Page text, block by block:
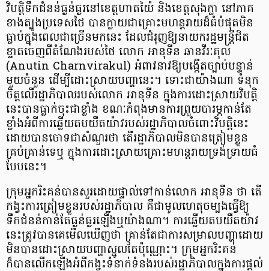
វិបត្តិទឹកជំនន់ធ្ងន់ធ្ងរនៅខេត្តហាតយ៉ៃ និងខេត្តសុងក្លា នៅភាគ
ខាងត្បូងប្រទេសថៃ បានក្លាយជាគ្រោះមហន្តរាយដ៏ធំបំផុតមិន
ធ្លាប់ក្នុងពេលជាច្រើនមកនេះ ដែលជំរុញឱ្យនាយករដ្ឋមន្ត្រីជិត
ខ្ទាតចេញពីតំណែងរបស់ថៃ លោក អានុទីន ឆានវីរៈគុល
(Anutin Charnvirakul) អំពាវនាវឱ្យបង្កើតច្បាប់បន្ទាន់
មួយចំនួន ដើម្បីដោះស្រាយបញ្ហានេះ។ ទោះជាយ៉ាងណា ទំនុក
ចិត្តលើរដ្ឋាភិបាលរបស់លោក អានុទីន ក្នុងការដោះស្រាយវិបត្តិ
នេះបានធ្លាក់ចុះជាខ្លាំង ខណៈកំពុងមានការព្រួយបារម្ភកាន់តែ
ខ្លាំងអំពីការឆ្លើយតបយឺតយ៉ាវរបស់រដ្ឋាភិបាលចំពោះវិបត្តិនេះ
ដោយបានចោទជាសំណួរថា តើរដ្ឋាភិបាលមិនបានត្រៀមខ្លួន
គ្រប់គ្រាន់ទេឬ ក្នុងការដោះស្រាយគ្រោះមហន្តរាយទ្រង់ទ្រាយធំ
បែបនេះ។
ក្រុមអ្នករិះគន់បានសួរដោយផ្ទាល់ទៅកាន់លោក អានុទីន ថា តើ
កង្វះការត្រៀមខ្លួនរបស់រដ្ឋាភិបាល គឺជាមូលហេតុចម្បងធ្វើឱ្យ
ទឹកជំនន់កាន់តែធ្ងន់ធ្ងរឡើងឬយ៉ាងណា។ ការឆ្លើយតបយឺតយ៉ាវ
នេះត្រូវបានគេមើលឃើញថា គ្រាន់តែជាការសម្រាលបញ្ហាដោយ
មិនបានដោះស្រាយបញ្ហាស្នូលតែប៉ុណ្ណោះ។ ក្រុមអ្នករិះគន់
ក៏បានលើកឡើងអំពីកង្វះទំនាក់ទំនងរបស់រដ្ឋាភិបាលក្នុងការផ្ដល់